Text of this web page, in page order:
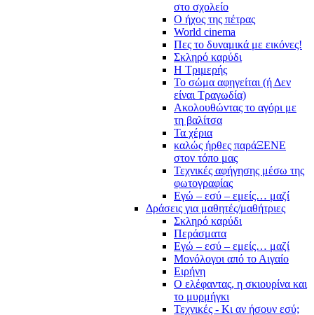
στο σχολείο
Ο ήχος της πέτρας
World cinema
Πες το δυναμικά με εικόνες!
Σκληρό καρύδι
Η Τριμερής
Το σώμα αφηγείται (ή Δεν
είναι Τραγωδία)
Ακολουθώντας το αγόρι με
τη βαλίτσα
Τα χέρια
καλώς ήρθες παράΞΕΝΕ
στον τόπο μας
Τεχνικές αφήγησης μέσω της
φωτογραφίας
Εγώ – εσύ – εμείς… μαζί
Δράσεις για μαθητές/μαθήτριες
Σκληρό καρύδι
Περάσματα
Εγώ – εσύ – εμείς… μαζί
Μονόλογοι από το Αιγαίο
Ειρήνη
Ο ελέφαντας, η σκιουρίνα και
το μυρμήγκι
Τεχνικές - Κι αν ήσουν εσύ;